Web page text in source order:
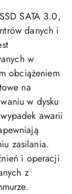
SATA 3.0,
danych i
w
obciążeniem
na
w dysku
awarii
zasilania.
i operacji
z